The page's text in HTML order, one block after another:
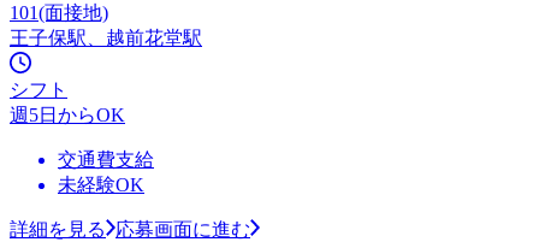
101(面接地)
王子保駅、越前花堂駅
シフト
週5日からOK
交通費支給
未経験OK
詳細を見る
応募画面に進む